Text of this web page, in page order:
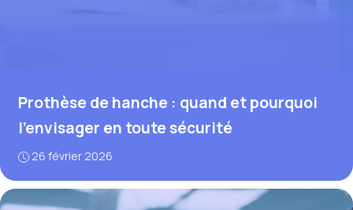
Prothèse de hanche : quand et pourquoi
l’envisager en toute sécurité
26 février 2026